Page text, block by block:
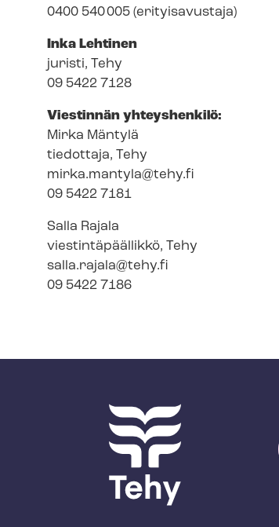
0400 540 005 (erityisavustaja)
Inka Lehtinen
juristi, Tehy
09 5422 7128
Viestinnän yhteyshenkilö:
Mirka Mäntylä
tiedottaja, Tehy
mirka.mantyla@tehy.fi
09 5422 7181
Salla Rajala
vies­tin­tä­pääl­lik­kö, Tehy
salla.rajala@tehy.fi
09 5422 7186